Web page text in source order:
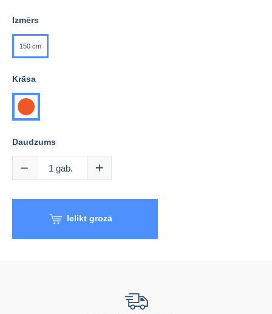
Izmērs
150 cm
Krāsa
oranža
Daudzums
1 gab.
Ielikt grozā